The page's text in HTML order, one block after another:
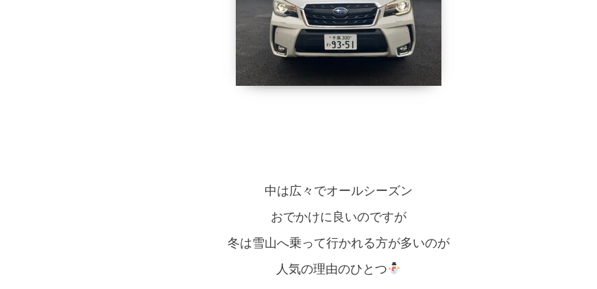
中は広々でオールシーズン
おでかけに良いのですが
冬は雪山へ乗って行かれる方が多いのが
人気の理由のひとつ